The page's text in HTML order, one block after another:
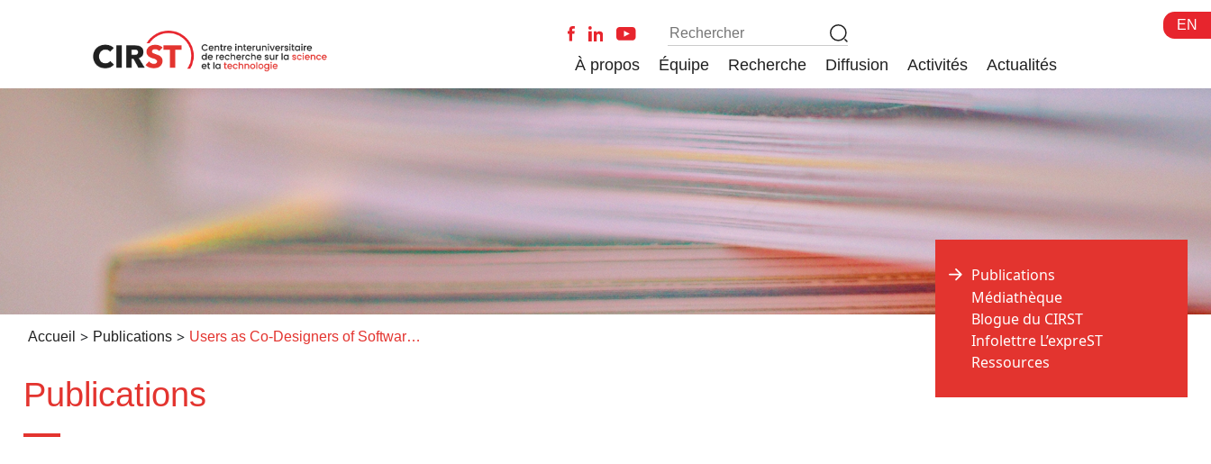
EN
À propos Équipe Recherche Diffusion Activités Actualités
Accueil > Publications > Users as Co-Designers of Software-Based Media: The Co-Construction of Internet Relay Chat
Publications
Publications
Médiathèque
Blogue du CIRST
Infolettre L’expreST
Ressources